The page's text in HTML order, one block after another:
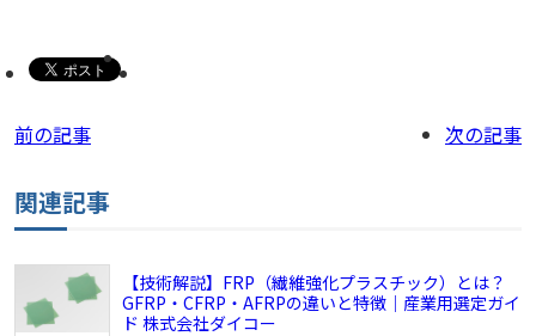
前の記事 次の記事
関連記事
【技術解説】FRP（繊維強化プラスチック）とは？
GFRP・CFRP・AFRPの違いと特徴｜産業用選定ガイ
ド 株式会社ダイコー